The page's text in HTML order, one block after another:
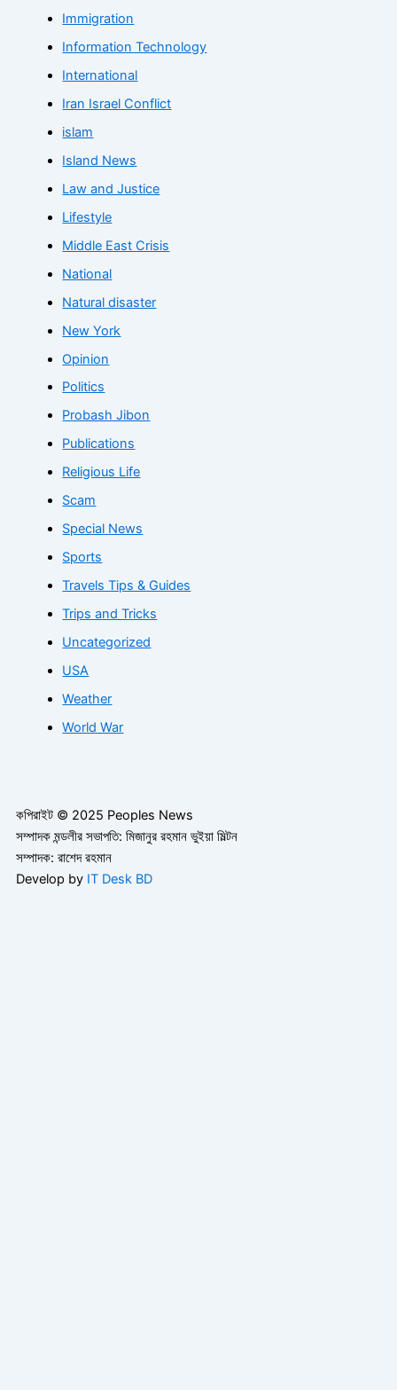
Immigration
Information Technology
International
Iran Israel Conflict
islam
Island News
Law and Justice
Lifestyle
Middle East Crisis
National
Natural disaster
New York
Opinion
Politics
Probash Jibon
Publications
Religious Life
Scam
Special News
Sports
Travels Tips & Guides
Trips and Tricks
Uncategorized
USA
Weather
World War
কপিরাইট © 2025 Peoples News
সম্পাদক মন্ডলীর সভাপতি: মিজানুর রহমান ভুইয়া মিল্টন
সম্পাদক: রাশেদ রহমান
Develop by IT Desk BD